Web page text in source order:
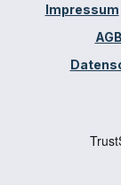
Impressum